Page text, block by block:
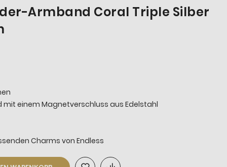
Armband Coral Triple Silber
einem Magnetverschluss aus Edelstahl
Charms von Endless